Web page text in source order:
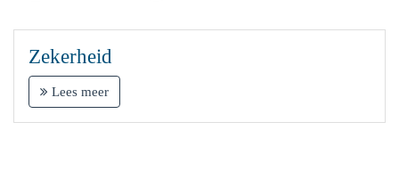
Zekerheid
Lees meer